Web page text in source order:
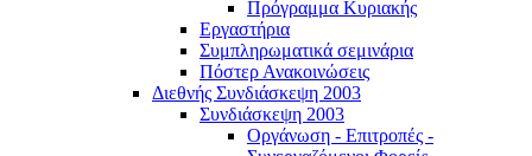
Πρόγραμμα Κυριακής
Εργαστήρια
Συμπληρωματικά σεμινάρια
Πόστερ Ανακοινώσεις
Διεθνής Συνδιάσκεψη 2003
Συνδιάσκεψη 2003
Οργάνωση - Επιτροπές -